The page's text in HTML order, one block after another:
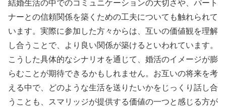
結婚生活の中でのコミュニケーションの大切さや、パート
ナーとの信頼関係を築くための工夫についても触れられて
います。実際に参加した方々からは、互いの価値観を理解
し合うことで、より良い関係が築けるといわれています。
こうした具体的なシナリオを通じて、婚活のイメージが膨
らむことが期待できるかもしれません。お互いの将来を考
える中で、どのような生活を送りたいかをじっくり話し合
うことも、スマリッジが提供する価値の一つと感じる方が